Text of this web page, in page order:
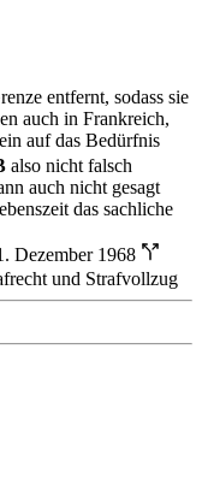
entfernt, sodass sie
auch in Frankreich,
auf das Bedürfnis
also nicht falsch
auch nicht gesagt
das sachliche
Dezember 1968
und Strafvollzug